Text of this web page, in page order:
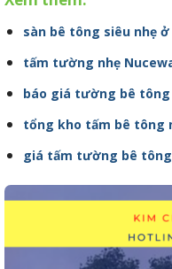
sàn bê tông siêu nhẹ
tấm tường nhẹ
báo giá tường bê tông
tổng kho tấm bê tông
giá tấm tường bê